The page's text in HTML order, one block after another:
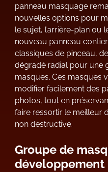
panneau masquage
nouvelles options pour
le sujet, l’arrière-plan ou
nouveau panneau
classiques de pinceau,
dégradé radial pour une
masques. Ces masques
modifier facilement des
photos, tout en
faire ressortir le meilleur
non destructive.
Groupe de
développement